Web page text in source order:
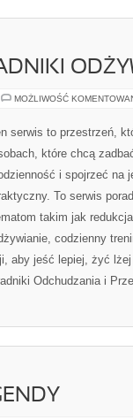
MOŻLIWOŚĆ
serwis to przestrzeń,
które chcą
i spojrzeć na
To serwis
takim jak
codzienny
aby jeść lepiej, żyć
Odchudzania i